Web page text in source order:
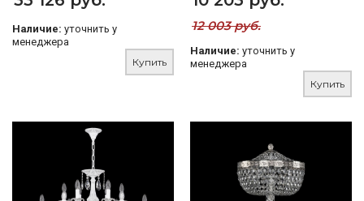
Наличие: уточнить у
менеджера
Купить
12 003 руб.
Наличие: уточнить у
менеджера
Купить